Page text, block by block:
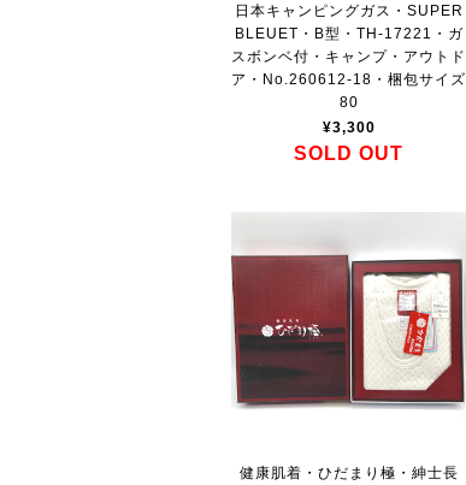
日本キャンピングガス・SUPER
BLEUET・B型・TH-17221・ガ
スボンベ付・キャンプ・アウトド
ア・No.260612-18・梱包サイズ
80
¥3,300
SOLD OUT
健康肌着・ひだまり極・紳士長